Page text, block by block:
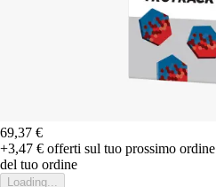
69,37 €
+3,47 € offerti sul tuo prossimo ordine
del tuo ordine
Loading...